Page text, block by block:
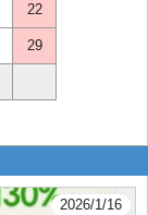
22
29
2026/1/16